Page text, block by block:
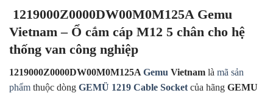
1219000Z0000DW00M0M125A Gemu
Vietnam – Ổ cắm cáp M12 5 chân cho hệ
thống van công nghiệp
1219000Z0000DW00M0M125A Gemu Vietnam là mã sản
phẩm thuộc dòng GEMÜ 1219 Cable Socket của hãng GEMU